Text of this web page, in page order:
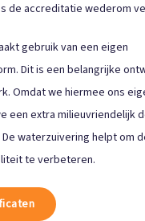
de accreditatie wederom
gebruik van een eigen
Dit is een belangrijke
Omdat we hiermee ons
een extra milieuvriendelijk
waterzuivering helpt om
te verbeteren.